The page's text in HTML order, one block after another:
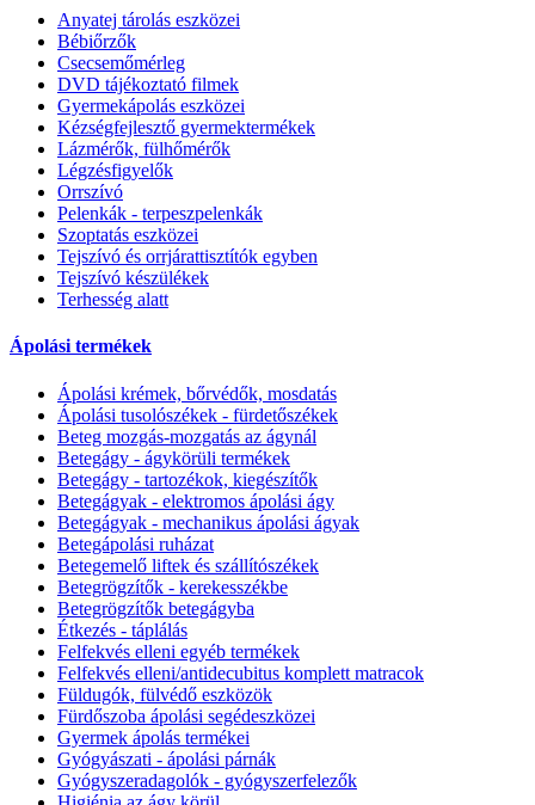
Anyatej tárolás eszközei
Bébiőrzők
Csecsemőmérleg
DVD tájékoztató filmek
Gyermekápolás eszközei
Kézségfejlesztő gyermektermékek
Lázmérők, fülhőmérők
Légzésfigyelők
Orrszívó
Pelenkák - terpeszpelenkák
Szoptatás eszközei
Tejszívó és orrjárattisztítók egyben
Tejszívó készülékek
Terhesség alatt
Ápolási termékek
Ápolási krémek, bőrvédők, mosdatás
Ápolási tusolószékek - fürdetőszékek
Beteg mozgás-mozgatás az ágynál
Betegágy - ágykörüli termékek
Betegágy - tartozékok, kiegészítők
Betegágyak - elektromos ápolási ágy
Betegágyak - mechanikus ápolási ágyak
Betegápolási ruházat
Betegemelő liftek és szállítószékek
Betegrögzítők - kerekesszékbe
Betegrögzítők betegágyba
Étkezés - táplálás
Felfekvés elleni egyéb termékek
Felfekvés elleni/antidecubitus komplett matracok
Füldugók, fülvédő eszközök
Fürdőszoba ápolási segédeszközei
Gyermek ápolás termékei
Gyógyászati - ápolási párnák
Gyógyszeradagolók - gyógyszerfelezők